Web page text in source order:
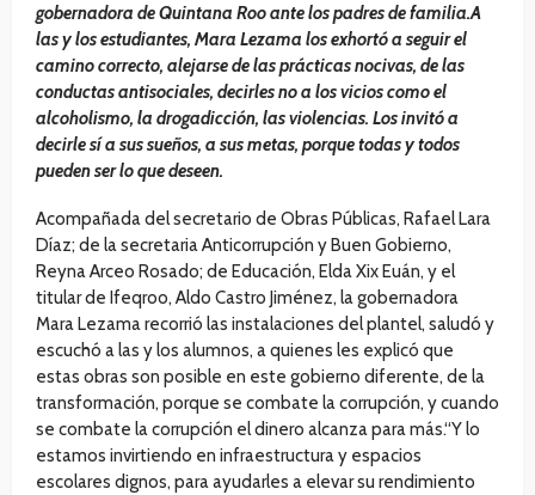
gobernadora de Quintana Roo ante los padres de familia.A
las y los estudiantes, Mara Lezama los exhortó a seguir el
camino correcto, alejarse de las prácticas nocivas, de las
conductas antisociales, decirles no a los vicios como el
alcoholismo, la drogadicción, las violencias. Los invitó a
decirle sí a sus sueños, a sus metas, porque todas y todos
pueden ser lo que deseen.
Acompañada del secretario de Obras Públicas, Rafael Lara
Díaz; de la secretaria Anticorrupción y Buen Gobierno,
Reyna Arceo Rosado; de Educación, Elda Xix Euán, y el
titular de Ifeqroo, Aldo Castro Jiménez, la gobernadora
Mara Lezama recorrió las instalaciones del plantel, saludó y
escuchó a las y los alumnos, a quienes les explicó que
estas obras son posible en este gobierno diferente, de la
transformación, porque se combate la corrupción, y cuando
se combate la corrupción el dinero alcanza para más.“Y lo
estamos invirtiendo en infraestructura y espacios
escolares dignos, para ayudarles a elevar su rendimiento